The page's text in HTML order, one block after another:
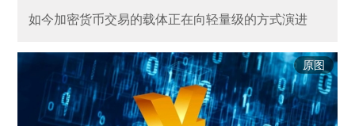
如今加密货币交易的载体正在向轻量级的方式演进
原图